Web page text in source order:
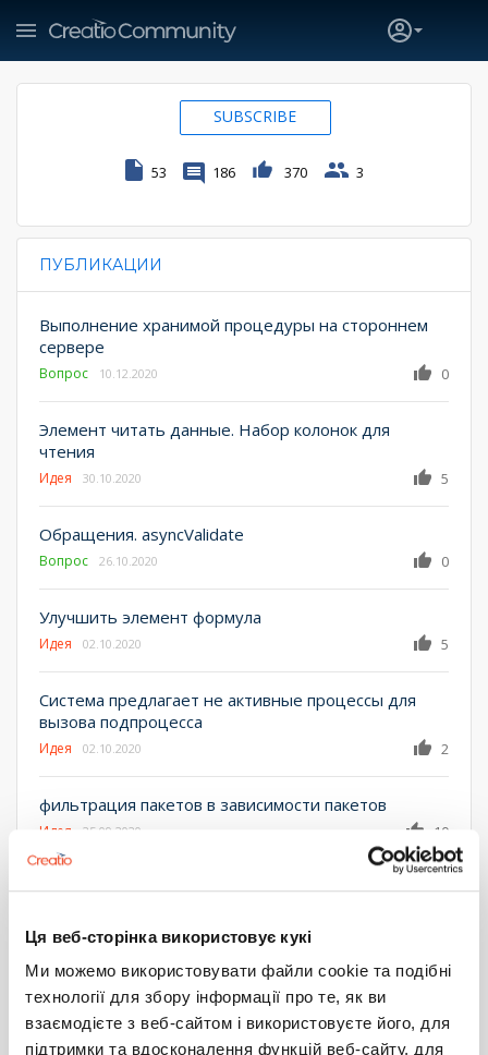
Ця веб-сторінка використовує кукі
Ми можемо використовувати файли cookie та подібні
технології для збору інформації про те, як ви
взаємодієте з веб-сайтом і використовуєте його, для
підтримки та вдосконалення функцій веб-сайту, для
PRIMARY TABS
ПУБЛИКАЦИИ
Выполнение хранимой процедуры на стороннем
сервере
Вопрос 0
10.12.2020
Элемент читать данные. Набор колонок для
чтения
Идея 5
30.10.2020
Обращения. asyncValidate
Вопрос 0
26.10.2020
Улучшить элемент формула
Идея 5
02.10.2020
Система предлагает не активные процессы для
вызова подпроцесса
Идея 2
02.10.2020
фильтрация пакетов в зависимости пакетов
Идея 10
25.09.2020
Переопределение метода
Вопрос 18.09.2020
Возможность просмотра исходных данных в
сводных таблицах
SUBSCRIBE
53 186 370 3